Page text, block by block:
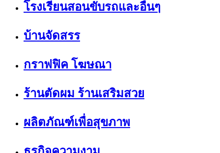
โรงเรียนสอนขับรถและอื่นๆ
บ้านจัดสรร
กราฟฟิค โฆษณา
ร้านตัดผม ร้านเสริมสวย
ผลิตภัณฑ์เพื่อสุขภาพ